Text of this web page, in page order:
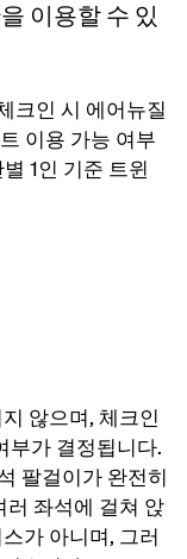
이용할 수 있
크인 시 에어뉴질
이용 가능 여부
1인 기준 트윈
않으며, 체크인
부가 결정됩니다.
팔걸이가 완전히
러 좌석에 걸쳐 앉
가 아니며, 그러